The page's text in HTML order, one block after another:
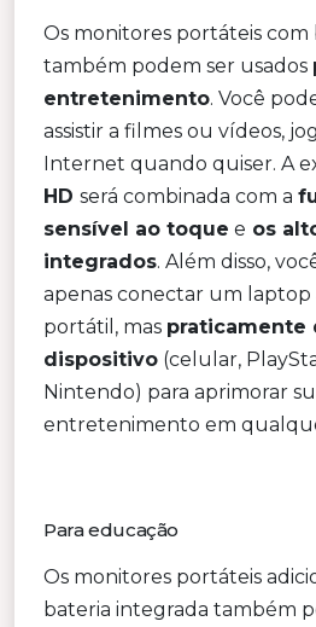
Os monitores portáteis com
também podem ser usados
entretenimento. Você
assistir a filmes ou vídeos,
Internet quando quiser. A
HD será combinada com a
sensível ao toque e os
integrados. Além disso,
apenas conectar um
portátil, mas praticamente
dispositivo (celular,
Nintendo) para aprimorar
entretenimento em
Para educação
Os monitores portáteis
bateria integrada também